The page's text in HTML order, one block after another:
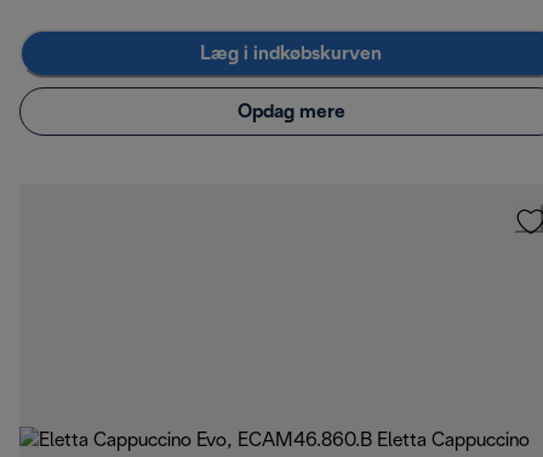
Læg i indkøbskurven
Opdag mere